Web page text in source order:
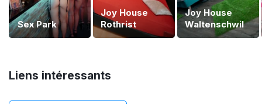
Sex Park
Joy House
Rothrist
Joy House
Waltenschwil
Liens intéressants